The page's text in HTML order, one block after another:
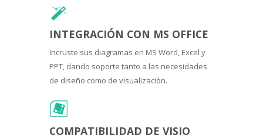
INTEGRACIÓN CON MS OFFICE
Incruste sus diagramas en MS Word, Excel y
PPT, dando soporte tanto a las necesidades
de diseño como de visualización.
COMPATIBILIDAD DE VISIO